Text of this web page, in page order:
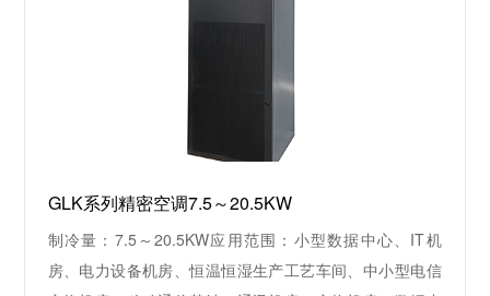
GLK系列精密空调7.5～20.5KW
制冷量：7.5～20.5KW应用范围：小型数据中心、IT机
房、电力设备机房、恒温恒湿生产工艺车间、中小型电信